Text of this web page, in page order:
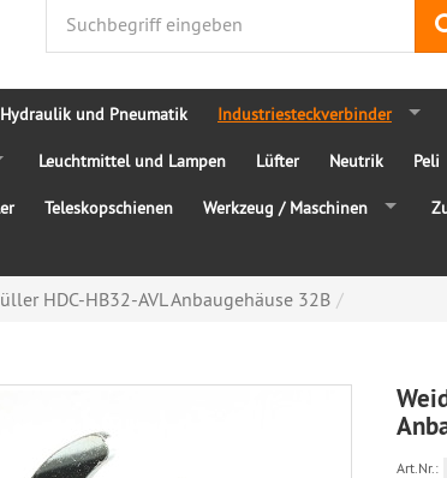
Hydraulik und Pneumatik Industriesteckverbinder
Leuchtmittel und Lampen Lüfter Neutrik Peli
Teleskopschienen Werkzeug / Maschinen
HDC-HB32-AVL Anbaugehäuse 32B
Art.Nr.: